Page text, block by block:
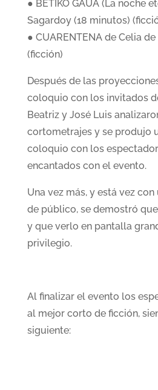
● BETIKO GAUA (La noche
Sagardoy (18 minutos)
● CUARENTENA de Celia
(ficción)
Después de las
coloquio con los invitados
Beatriz y José Luis
cortometrajes y se produjo
coloquio con los
encantados con el evento.
Una vez más, y está vez
de público, se demostró que
y que verlo en pantalla
privilegio.
Al finalizar el evento los
al mejor corto de ficción,
siguiente: